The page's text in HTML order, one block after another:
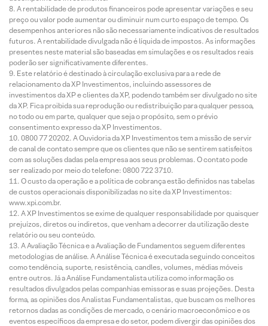
A rentabilidade de produtos financeiros pode apresentar variações e seu
preço ou valor pode aumentar ou diminuir num curto espaço de tempo. Os
desempenhos anteriores não são necessariamente indicativos de resultados
futuros. A rentabilidade divulgada não é líquida de impostos. As informações
presentes neste material são baseadas em simulações e os resultados reais
poderão ser significativamente diferentes.
Este relatório é destinado à circulação exclusiva para a rede de
relacionamento da XP Investimentos, incluindo assessores de
investimentos da XP e clientes da XP, podendo também ser divulgado no site
da XP. Fica proibida sua reprodução ou redistribuição para qualquer pessoa,
no todo ou em parte, qualquer que seja o propósito, sem o prévio
consentimento expresso da XP Investimentos.
0800 77 20202. A Ouvidoria da XP Investimentos tem a missão de servir
de canal de contato sempre que os clientes que não se sentirem satisfeitos
com as soluções dadas pela empresa aos seus problemas. O contato pode
ser realizado por meio do telefone: 0800 722 3710.
O custo da operação e a política de cobrança estão definidos nas tabelas
de custos operacionais disponibilizadas no site da XP Investimentos:
www.xpi.com.br.
A XP Investimentos se exime de qualquer responsabilidade por quaisquer
prejuízos, diretos ou indiretos, que venham a decorrer da utilização deste
relatório ou seu conteúdo.
A Avaliação Técnica e a Avaliação de Fundamentos seguem diferentes
metodologias de análise. A Análise Técnica é executada seguindo conceitos
como tendência, suporte, resistência, candles, volumes, médias móveis
entre outros. Já a Análise Fundamentalista utiliza como informação os
resultados divulgados pelas companhias emissoras e suas projeções. Desta
forma, as opiniões dos Analistas Fundamentalistas, que buscam os melhores
retornos dadas as condições de mercado, o cenário macroeconômico e os
eventos específicos da empresa e do setor, podem divergir das opiniões dos